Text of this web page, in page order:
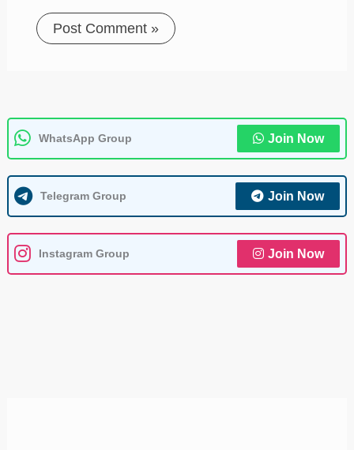
WhatsApp Group Join Now
Telegram Group Join Now
Instagram Group Join Now